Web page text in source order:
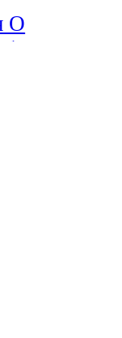
О
на 1999
О
О